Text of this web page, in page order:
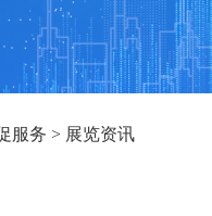
服务 > 展览资讯